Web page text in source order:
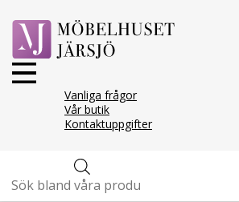
Vanliga frågor
Vår butik
Kontaktuppgifter
Bris kudde